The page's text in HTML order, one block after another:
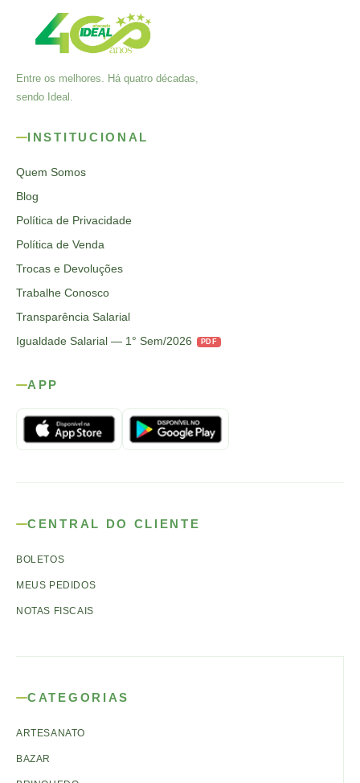
Entre os melhores. Há quatro décadas,
sendo Ideal.
INSTITUCIONAL
Quem Somos
Blog
Política de Privacidade
Política de Venda
Trocas e Devoluções
Trabalhe Conosco
Transparência Salarial
Igualdade Salarial — 1° Sem/2026
PDF
APP
CENTRAL DO CLIENTE
BOLETOS
MEUS PEDIDOS
NOTAS FISCAIS
CATEGORIAS
ARTESANATO
BAZAR